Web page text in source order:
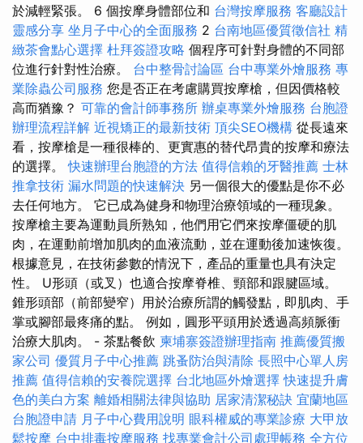
於減輕緊張。 6 個按摩身體部位和 台灣按摩服務 客廳設計
靈感分享 坐月子中心的全面服務 2 台南地區優質徵信社 精
緻茶會點心選擇 杜拜簽證攻略 個程序可針對身體的不同部
位進行針對性治療。 台中整骨討論區 台中專業外燴服務 專
業除蟲公司服務 您是否正在考慮購買按摩槍，但因價格較
高而猶豫？ 可靠的會計師事務所 辦桌專業外燴服務 台胞證
辦理流程詳解 近視矯正的最新技術 頂尖SEO機構 從長遠來
看，按摩槍是一種很棒的、更實惠的替代昂貴的按摩和療法
的選擇。快速辦理台胞證的方法 值得信賴的牙醫推薦 士林
推拿技術 漏水問題的快速解決 另一個很大的優點是你不必
去任何地方。 它已成為健身和物理治療領域的一種現象。
按摩槍主要為運動員所熟知，他們用它們來按摩僵硬的肌
肉，在運動前增加肌肉的血液流動，並在運動後加速恢復。
根據意見，在技術參數的情況下，產品的重量也具有決定
性。 U形頭（或叉）也適合按摩脊椎、頸部和跟腱區域。
錐形頭部（前部變窄）用於治療所謂的觸發點，即肌肉、手
掌或腳部最疼痛的點。 例如，圓形平頭用於透過高頻脈衝
治療大肌肉。 - 茶點餐飲 柬埔寨簽證辦理指南 推薦優質搬
家公司 優質月子中心推薦 跳蚤防治與清除 長照中心單人房
推薦 值得信賴的安養院選擇 台北地區外燴選擇 快速提升膚
色的美白方案 離婚相關法律與協助 居家清潔秘訣 宜蘭地區
台胞證申請 月子中心費用說明 眼科權威的專業診療 大甲放
鬆按摩 台中排毒按摩服務 找專業會計公司處理帳務 全方位